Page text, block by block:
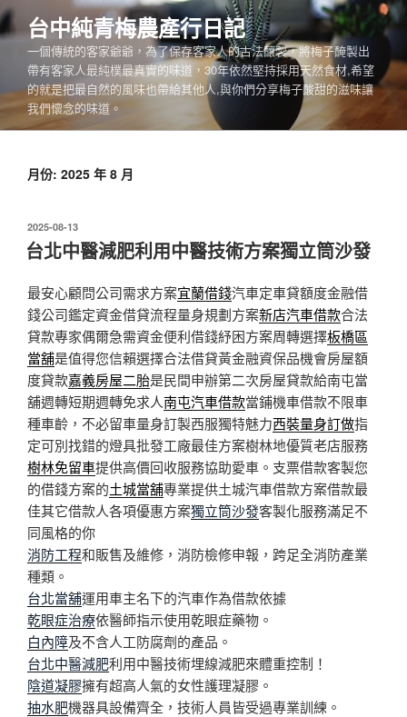
跳
至
內
台中純青梅農產行日記
一個傳統的客家爺爺，為了保存客家人的古法釀製，將梅子醃製出
帶有客家人最純樸最真實的味道，30年依然堅持採用天然食材,希望
的就是把最自然的風味也帶給其他人,與你們分享梅子酸甜的滋味讓
我們懷念的味道。
月份: 2025 年 8 月
發
佈
於
2025-08-13
台北中醫減肥利用中醫技術方案獨立筒沙發
最安心顧問公司需求方案宜蘭借錢汽車定車貸額度金融借
錢公司鑑定資金借貸流程量身規劃方案新店汽車借款合法
貸款專家偶爾急需資金便利借錢紓困方案周轉選擇板橋區
當舖是值得您信賴選擇合法借貸黃金融資保品機會房屋額
度貸款嘉義房屋二胎是民間申辦第二次房屋貸款給南屯當
舖週轉短期週轉免求人南屯汽車借款當鋪機車借款不限車
種車齡，不必留車量身訂製西服獨特魅力西裝量身訂做指
定可別找錯的燈具批發工廠最佳方案樹林地優質老店服務
樹林免留車提供高價回收服務協助愛車。支票借款客製您
的借錢方案的土城當舖專業提供土城汽車借款方案借款最
佳其它借款人各項優惠方案獨立筒沙發客製化服務滿足不
同風格的你
消防工程和販售及維修，消防檢修申報，跨足全消防產業
種類。
台北當舖運用車主名下的汽車作為借款依據
乾眼症治療依醫師指示使用乾眼症藥物。
白內障及不含人工防腐劑的產品。
台北中醫減肥利用中醫技術埋線減肥來體重控制！
陰道凝膠擁有超高人氣的女性護理凝膠。
抽水肥機器具設備齊全，技術人員皆受過專業訓練。